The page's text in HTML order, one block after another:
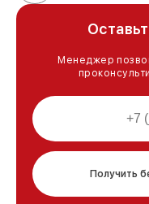
Менеджер
Получить